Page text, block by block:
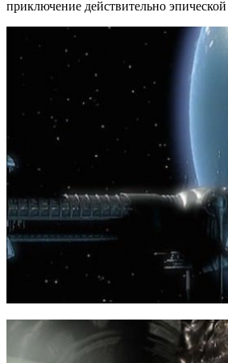
приключение действительно